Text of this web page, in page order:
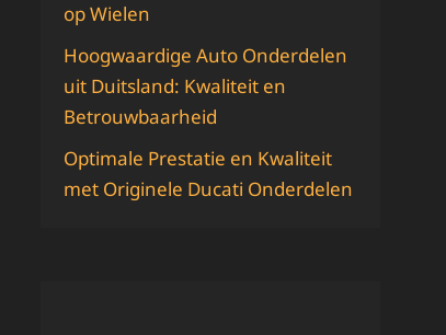
op Wielen
Hoogwaardige Auto Onderdelen
uit Duitsland: Kwaliteit en
Betrouwbaarheid
Optimale Prestatie en Kwaliteit
met Originele Ducati Onderdelen